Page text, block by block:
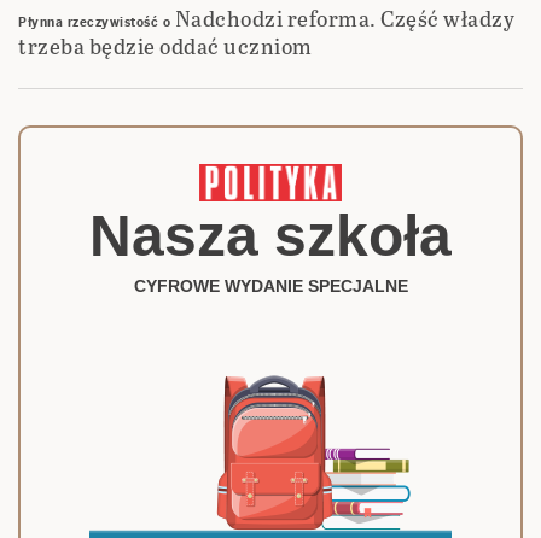
Płynna rzeczywistość o Nadchodzi reforma. Część władzy
trzeba będzie oddać uczniom
Nasza szkoła
CYFROWE WYDANIE SPECJALNE